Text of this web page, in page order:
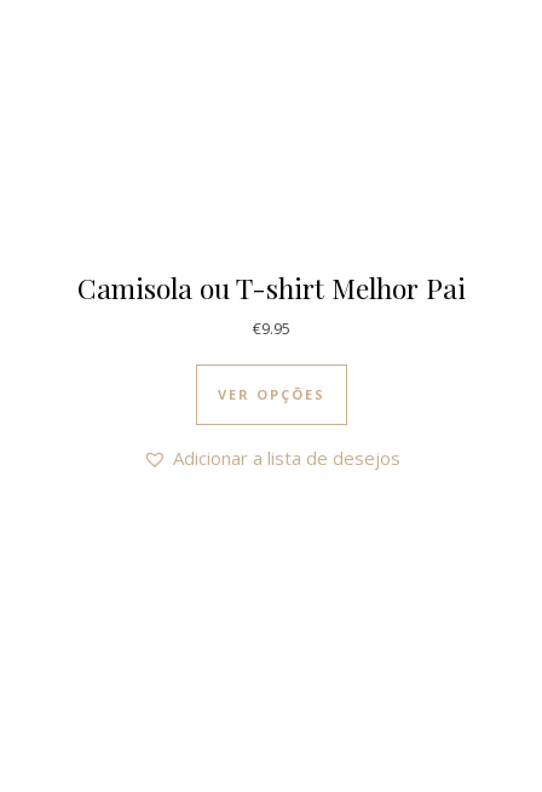
Camisola ou T-shirt Melhor Pai
€9.95
VER OPÇÕES
This product has
Adicionar a lista de desejos